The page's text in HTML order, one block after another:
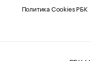
Политика Cookies РБК